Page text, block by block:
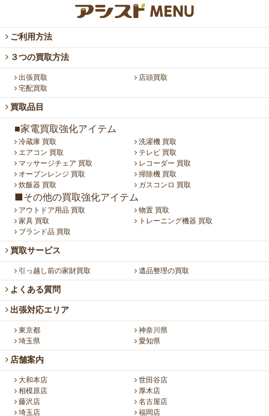
ご利用方法
３つの買取方法
出張買取
店頭買取
宅配買取
買取品目
■家電買取強化アイテム
冷蔵庫 買取
洗濯機 買取
エアコン 買取
テレビ 買取
マッサージチェア 買取
レコーダー 買取
オーブンレンジ 買取
掃除機 買取
炊飯器 買取
ガスコンロ 買取
■その他の買取強化アイテム
アウトドア用品 買取
物置 買取
家具 買取
トレーニング機器 買取
ブランド品 買取
買取サービス
引っ越し前の家財買取 遺品整理の買取
よくある質問
出張対応エリア
東京都
神奈川県
埼玉県
愛知県
店舗案内
大和本店
世田谷店
相模原店
厚木店
藤沢店
名古屋店
埼玉店
福岡店